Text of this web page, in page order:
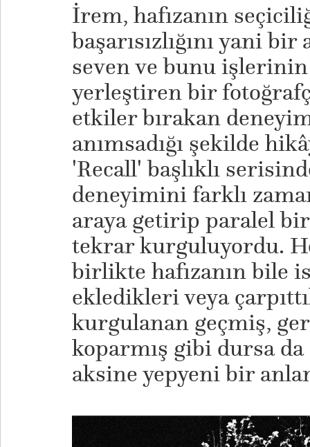
İrem, hafızanın
başarısızlığını yani
seven ve bunu işlerinin
yerleştiren bir
etkiler bırakan
anımsadığı şekilde
'Recall' başlıklı
deneyimini farklı
araya getirip paralel
tekrar kurguluyordu.
birlikte hafızanın bile
ekledikleri veya
kurgulanan geçmiş,
koparmış gibi dursa
aksine yepyeni bir